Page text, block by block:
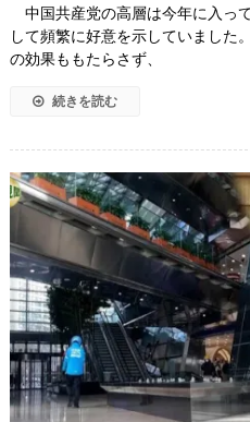
中国共産党の高層は今年に入っ
して頻繁に好意を示していました
の効果ももたらさず、
続きを読む